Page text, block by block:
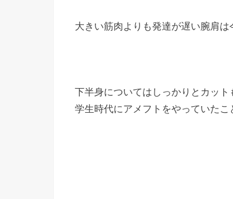
大きい筋肉よりも発達が遅い腕肩は
下半身についてはしっかりとカット
学生時代にアメフトをやっていたこ